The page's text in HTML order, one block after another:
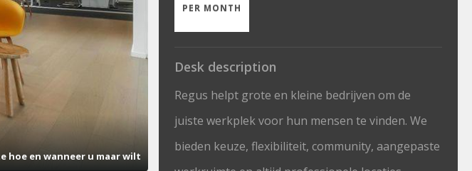
en wanneer u maar wilt
PER MONTH
Desk description
Regus helpt grote en kleine bedrijven om de
juiste werkplek voor hun mensen te vinden. We
bieden keuze, flexibiliteit, community, aangepaste